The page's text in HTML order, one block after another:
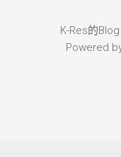
K-Res的
Powered